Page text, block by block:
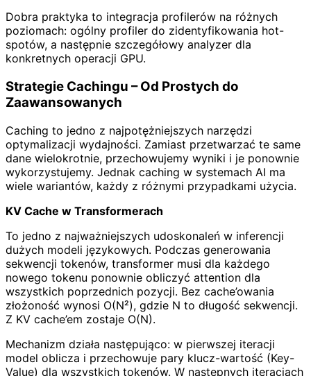
Dobra praktyka to integracja profilerów na różnych
poziomach: ogólny profiler do zidentyfikowania hot-
spotów, a następnie szczegółowy analyzer dla
konkretnych operacji GPU.
Strategie Cachingu – Od Prostych do
Zaawansowanych
Caching to jedno z najpotężniejszych narzędzi
optymalizacji wydajności. Zamiast przetwarzać te same
dane wielokrotnie, przechowujemy wyniki i je ponownie
wykorzystujemy. Jednak caching w systemach AI ma
wiele wariantów, każdy z różnymi przypadkami użycia.
KV Cache w Transformerach
To jedno z najważniejszych udoskonaleń w inferencji
dużych modeli językowych. Podczas generowania
sekwencji tokenów, transformer musi dla każdego
nowego tokenu ponownie obliczyć attention dla
wszystkich poprzednich pozycji. Bez cache’owania
złożoność wynosi O(N²), gdzie N to długość sekwencji.
Z KV cache’em zostaje O(N).
Mechanizm działa następująco: w pierwszej iteracji
model oblicza i przechowuje pary klucz-wartość (Key-
Value) dla wszystkich tokenów. W następnych iteracjach